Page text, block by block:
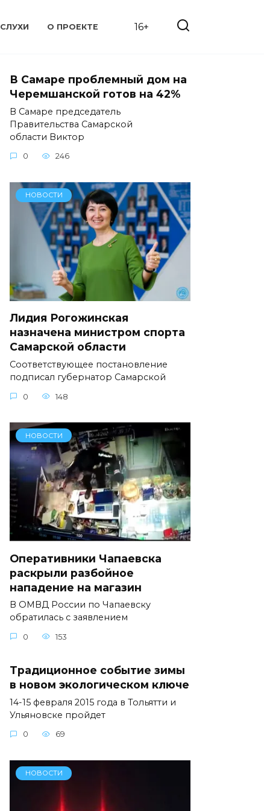
СЛУХИ О ПРОЕКТЕ 16+
В Самаре проблемный дом на
Черемшанской готов на 42%
В Самаре председатель
Правительства Самарской
области Виктор
0 246
НОВОСТИ
Лидия Рогожинская
назначена министром спорта
Самарской области
Соответствующее постановление
подписал губернатор Самарской
0 148
НОВОСТИ
Оперативники Чапаевска
раскрыли разбойное
нападение на магазин
В ОМВД России по Чапаевску
обратилась с заявлением
0 153
Традиционное событие зимы
в новом экологическом ключе
14-15 февраля 2015 года в Тольятти и
Ульяновске пройдет
0 69
НОВОСТИ